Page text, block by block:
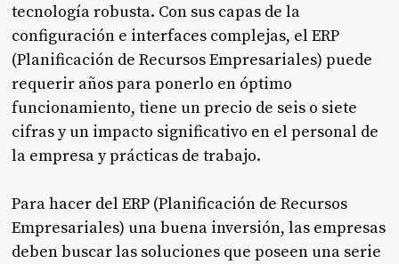
tecnología robusta. Con sus capas de la
configuración e interfaces complejas, el ERP
(Planificación de Recursos Empresariales) puede
requerir años para ponerlo en óptimo
funcionamiento, tiene un precio de seis o siete
cifras y un impacto significativo en el personal de
la empresa y prácticas de trabajo.
Para hacer del ERP (Planificación de Recursos
Empresariales) una buena inversión, las empresas
deben buscar las soluciones que poseen una serie